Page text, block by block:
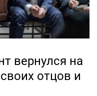
вернулся на
отцов и